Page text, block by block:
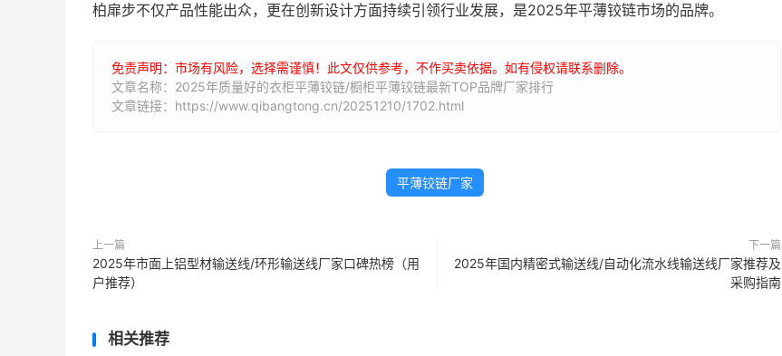
柏扉步不仅产品性能出众，更在创新设计方面持续引领行业发展，是2025年平薄铰链市场的品牌。
免责声明：市场有风险，选择需谨慎！此文仅供参考，不作买卖依据。如有侵权请联系删除。
文章名称：2025年质量好的衣柜平薄铰链/橱柜平薄铰链最新TOP品牌厂家排行
文章链接：https://www.qibangtong.cn/20251210/1702.html
平薄铰链厂家
上一篇
2025年市面上铝型材输送线/环形输送线厂家口碑热榜（用
户推荐）
下一篇
2025年国内精密式输送线/自动化流水线输送线厂家推荐及
采购指南
相关推荐